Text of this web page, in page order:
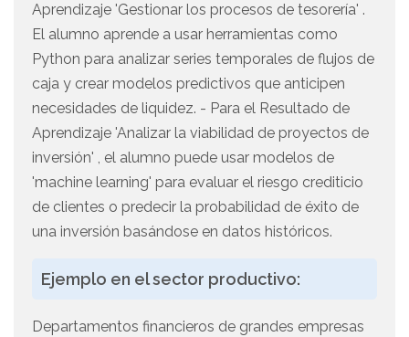
Aprendizaje 'Gestionar los procesos de tesorería' .
El alumno aprende a usar herramientas como
Python para analizar series temporales de flujos de
caja y crear modelos predictivos que anticipen
necesidades de liquidez. - Para el Resultado de
Aprendizaje 'Analizar la viabilidad de proyectos de
inversión' , el alumno puede usar modelos de
'machine learning' para evaluar el riesgo crediticio
de clientes o predecir la probabilidad de éxito de
una inversión basándose en datos históricos.
Ejemplo en el sector productivo:
Departamentos financieros de grandes empresas